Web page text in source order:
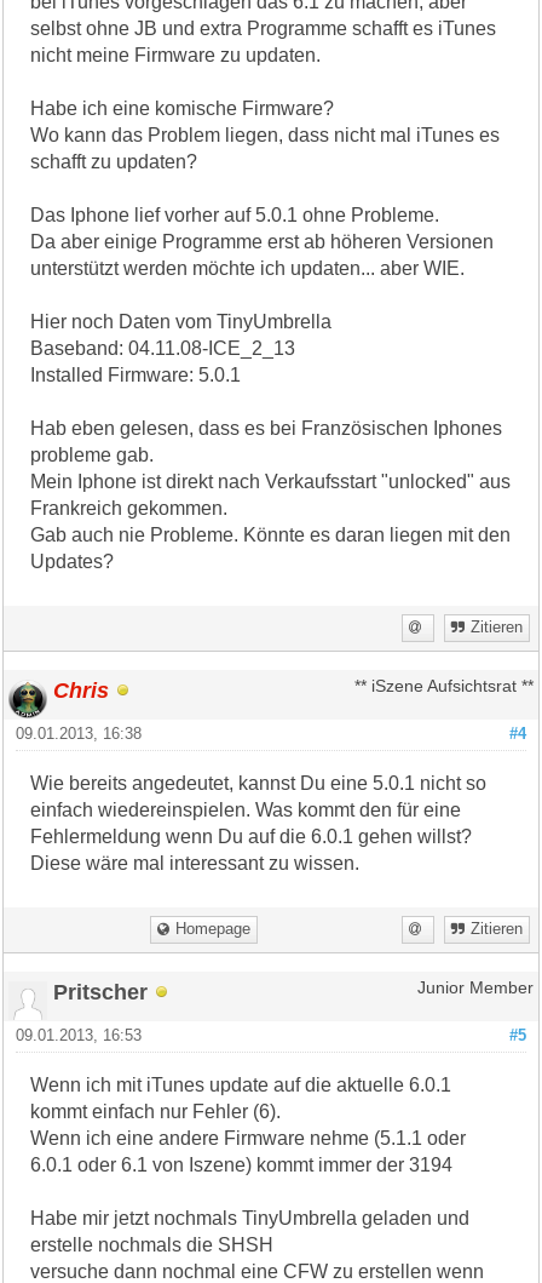
selbst ohne JB und extra Programme schafft es iTunes
nicht meine Firmware zu updaten.
Habe ich eine komische Firmware?
Wo kann das Problem liegen, dass nicht mal iTunes es
schafft zu updaten?
Das Iphone lief vorher auf 5.0.1 ohne Probleme.
Da aber einige Programme erst ab höheren Versionen
unterstützt werden möchte ich updaten... aber WIE.
Hier noch Daten vom TinyUmbrella
Baseband: 04.11.08-ICE_2_13
Installed Firmware: 5.0.1
Hab eben gelesen, dass es bei Französischen Iphones
probleme gab.
Mein Iphone ist direkt nach Verkaufsstart "unlocked" aus
Frankreich gekommen.
Gab auch nie Probleme. Könnte es daran liegen mit den
Updates?
Zitieren
Chris ** iSzene Aufsichtsrat **
#4
09.01.2013, 16:38
Wie bereits angedeutet, kannst Du eine 5.0.1 nicht so
einfach wiedereinspielen. Was kommt den für eine
Fehlermeldung wenn Du auf die 6.0.1 gehen willst?
Diese wäre mal interessant zu wissen.
Homepage Zitieren
Pritscher Junior Member
#5
09.01.2013, 16:53
Wenn ich mit iTunes update auf die aktuelle 6.0.1
kommt einfach nur Fehler (6).
Wenn ich eine andere Firmware nehme (5.1.1 oder
6.0.1 oder 6.1 von Iszene) kommt immer der 3194
Habe mir jetzt nochmals TinyUmbrella geladen und
erstelle nochmals die SHSH
versuche dann nochmal eine CFW zu erstellen wenn